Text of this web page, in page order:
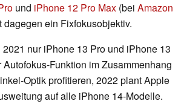
und iPhone 12 Pro Max (bei Amazon
dagegen ein Fixfokusobjektiv.
nur iPhone 13 Pro und iPhone 13
Funktion im Zusammenhang
Optik profitieren, 2022 plant Apple
auf alle iPhone 14-Modelle.